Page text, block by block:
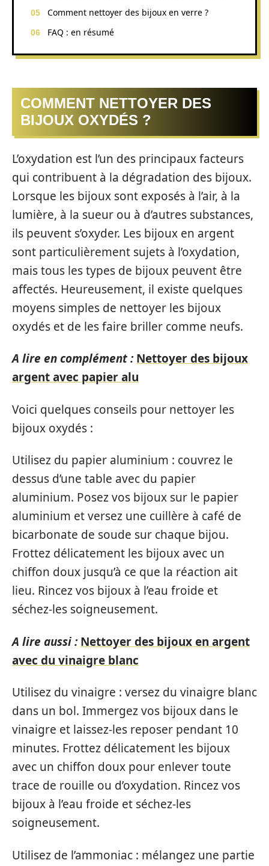
Comment nettoyer des bijoux en verre ?
FAQ : en résumé
COMMENT NETTOYER DES
BIJOUX OXYDÉS ?
L’oxydation est l’un des principaux facteurs
qui contribuent à la dégradation des bijoux.
Lorsque les bijoux sont exposés à l’air, à la
lumière, à la sueur ou à d’autres substances,
ils peuvent s’oxyder. Les bijoux en argent
sont particulièrement sujets à l’oxydation,
mais tous les types de bijoux peuvent être
affectés. Heureusement, il existe quelques
moyens simples de nettoyer les bijoux
oxydés et de les faire briller comme neufs.
A lire en complément : Nettoyer des bijoux
argent avec papier alu
Voici quelques conseils pour nettoyer les
bijoux oxydés :
Utilisez du papier aluminium : couvrez le
dessus d’une table avec du papier
aluminium. Posez vos bijoux sur le papier
aluminium et versez une cuillère à café de
bicarbonate de soude sur chaque bijou.
Frottez délicatement les bijoux avec un
chiffon doux jusqu’à ce que la réaction ait
lieu. Rincez vos bijoux à l’eau froide et
séchez-les soigneusement.
A lire aussi : Nettoyer des bijoux en argent
avec du vinaigre blanc
Utilisez du vinaigre : versez du vinaigre blanc
dans un bol. Immergez vos bijoux dans le
vinaigre et laissez-les reposer pendant 10
minutes. Frottez délicatement les bijoux
avec un chiffon doux pour enlever toute
trace de rouille ou d’oxydation. Rincez vos
bijoux à l’eau froide et séchez-les
soigneusement.
Utilisez de l’ammoniac : mélangez une partie